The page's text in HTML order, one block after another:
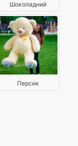
Шоколадний
Персик